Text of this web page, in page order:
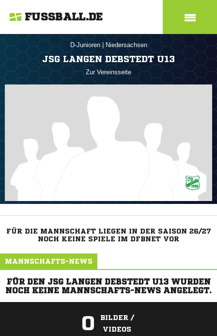
FUSSBALL.DE
D-Junioren Niedersachsen
JSG LANGEN DEBSTEDT U13
Zur Vereinsseite
FÜR DIE MANNSCHAFT LIEGEN IN DER SAISON 26/27
NOCH KEINE SPIELE IM DFBNET VOR
MANNSCHAFTS-NEWS
FÜR DEN JSG LANGEN DEBSTEDT U13 WURDEN
NOCH KEINE MANNSCHAFTS-NEWS ANGELEGT.
0
BILDER /
VIDEOS